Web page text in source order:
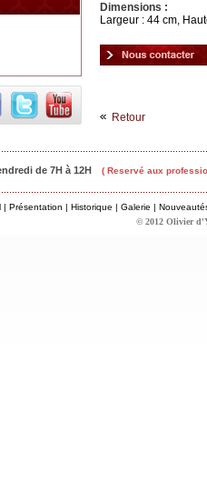
Dimensions :
Largeur : 44 cm,
Retour
de 7H à 12H ( Reservé aux
| Présentation | Historique | Galerie |
© 2012 Olivier